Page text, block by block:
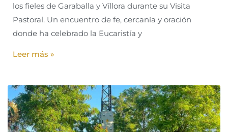
los fieles de Garaballa y Víllora durante su Visita
Pastoral. Un encuentro de fe, cercanía y oración
donde ha celebrado la Eucaristía y
Leer más »